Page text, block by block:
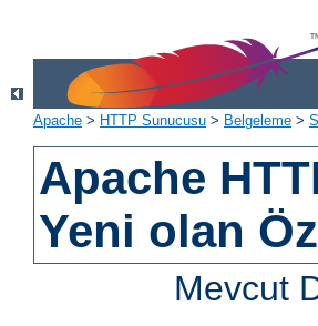
Apache > HTTP Sunucusu > Belgeleme >
Apache
Yeni olan
Mevcut